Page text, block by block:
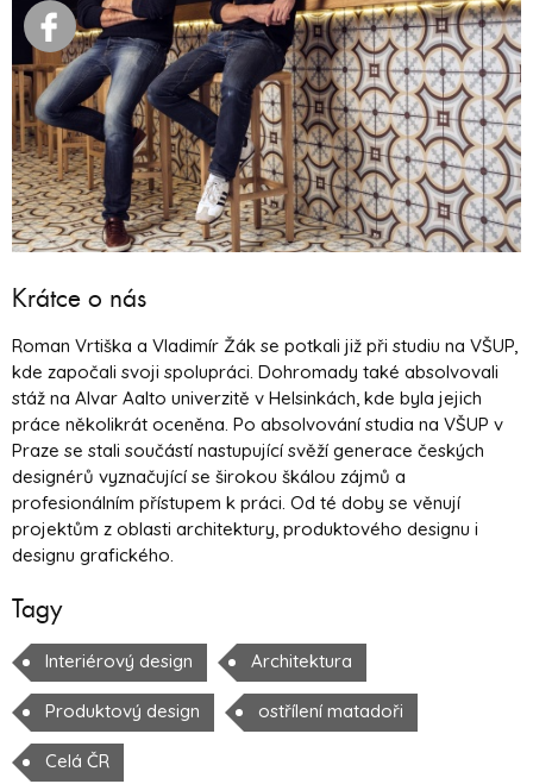
Krátce o nás
Roman Vrtiška a Vladimír Žák se potkali již při studiu na VŠUP,
kde započali svoji spolupráci. Dohromady také absolvovali
stáž na Alvar Aalto univerzitě v Helsinkách, kde byla jejich
práce několikrát oceněna. Po absolvování studia na VŠUP v
Praze se stali součástí nastupující svěží generace českých
designérů vyznačující se širokou škálou zájmů a
profesionálním přístupem k práci. Od té doby se věnují
projektům z oblasti architektury, produktového designu i
designu grafického.
Tagy
Interiérový design Architektura
Produktový design ostřílení matadoři
Celá ČR